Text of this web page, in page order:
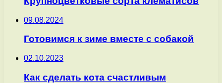
09.08.2024
Готовимся к зиме вместе с собакой
02.10.2023
Как сделать кота счастливым